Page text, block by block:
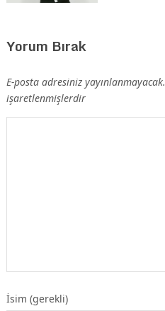
Yorum Bırak
E-posta adresiniz yayınlanmayacak.
işaretlenmişlerdir
İsim (gerekli)